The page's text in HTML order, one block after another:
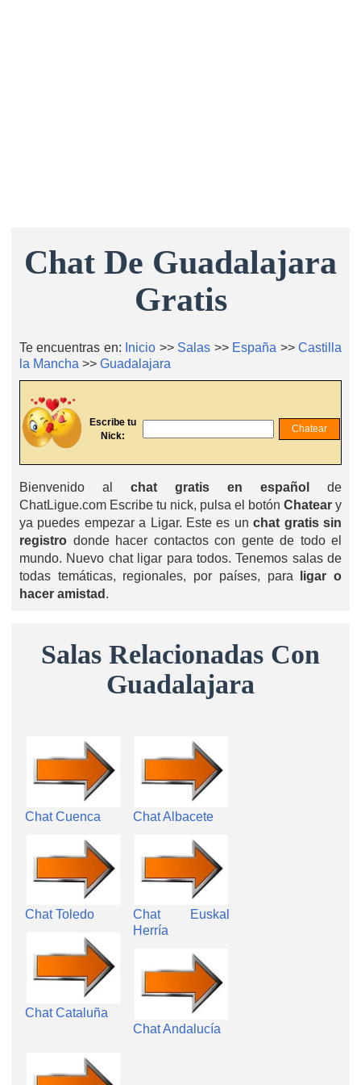
Chat De Guadalajara
Gratis
Te encuentras en: Inicio >> Salas >> España >>Castilla
la Mancha >> Guadalajara
Escribe tu
Nick:
Bienvenido al chat gratis en español
de
ChatLigue.com Escribe tu nick, pulsa el botón Chatear y
ya puedes empezar a Ligar. Este es unchat gratis sin
registro donde hacer contactos con gente de todo el
mundo. Nuevo chat ligar para todos. Tenemos salas de
todas temáticas, regionales, por países, para
ligar o
hacer amistad .
Salas Relacionadas Con
Guadalajara
Chat Cuenca
Chat Toledo
Chat Cataluña
Chat Albacete
Chat Euskal
Herría
Chat Andalucía